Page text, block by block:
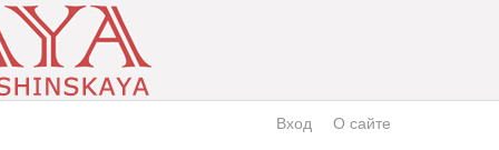
Вход О сайте